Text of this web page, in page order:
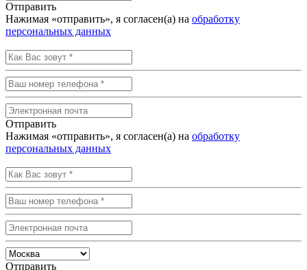
Отправить
Нажимая «отправить», я согласен(а) на обработку
персональных данных
Отправить
Нажимая «отправить», я согласен(а) на обработку
персональных данных
Отправить